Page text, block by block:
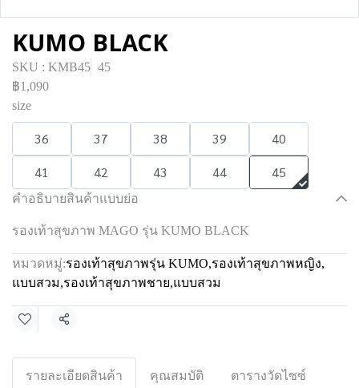
KUMO BLACK
SKU : KMB45 45
฿1,090
size
36 37 38 39
40
41
42 43 44 45
คำอธิบายสินค้าแบบย่อ
รองเท้าสุขภาพ MAGO รุ่น KUMO BLACK
หมวดหมู่:รองเท้าสุขภาพรุ่น KUMO,รองเท้าสุขภาพหญิง,
แบบสวม,รองเท้าสุขภาพชาย,แบบสวม
แชร์
รายละเอียดสินค้า คุณสมบัติ ตารางวัดไซซ์